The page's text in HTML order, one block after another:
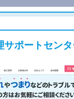
サポートセンタ